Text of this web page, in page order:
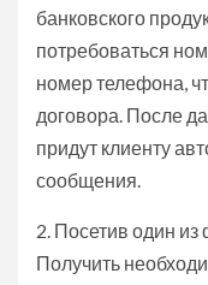
банковского
потребоваться
номер телефона,
договора. После
придут клиенту
сообщения.
2. Посетив один
Получить